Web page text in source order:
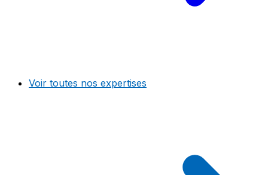
Voir toutes nos expertises